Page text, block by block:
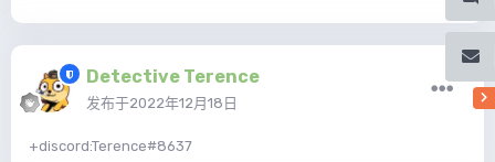
Detective Terence
发布于2022年12月18日
+discord:Terence#8637